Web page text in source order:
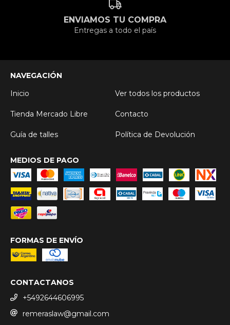
ENVIAMOS TU COMPRA
Entregas a todo el país
NAVEGACIÓN
Inicio
Ver todos los productos
Tienda Mercado Libre Contacto
Guía de talles Política de Devolución
MEDIOS DE PAGO
FORMAS DE ENVÍO
CONTACTANOS
+5492644606995
remeraslaw@gmail.com